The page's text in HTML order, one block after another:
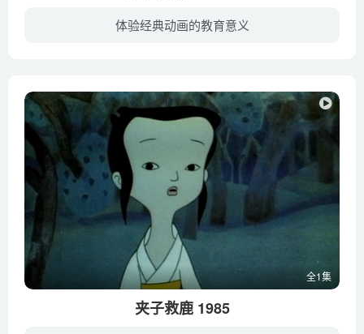
体验经典动画的教育意义
全1集
夹子救鹿 1985